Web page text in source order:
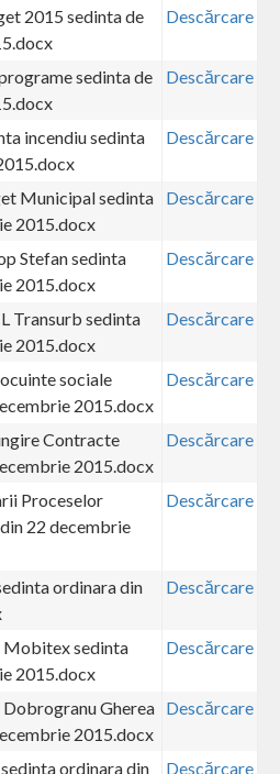
2015 sedinta de
Descărcare
sedinta de
Descărcare
incendiu sedinta
Descărcare
Municipal sedinta
2015.docx
Descărcare
Stefan sedinta
2015.docx
Descărcare
Transurb sedinta
2015.docx
Descărcare
sociale
2015.docx
Descărcare
Contracte
2015.docx
Descărcare
Proceselor
22 decembrie
Descărcare
ordinara din
Descărcare
Mobitex sedinta
2015.docx
Descărcare
Gherea
2015.docx
Descărcare
ordinara din Descărcare